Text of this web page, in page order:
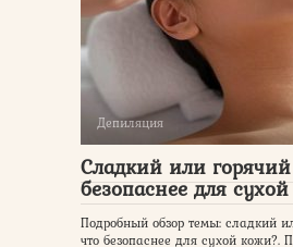
Депиляция
Сладкий или горячий
безопаснее для
Подробный обзор темы: сладкий
что безопаснее для сухой кожи?.